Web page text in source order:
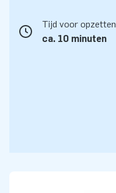
Tijd voor opzetten
ca. 10 minuten